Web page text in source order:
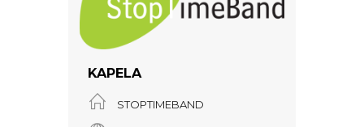
KAPELA
STOPTIMEBAND